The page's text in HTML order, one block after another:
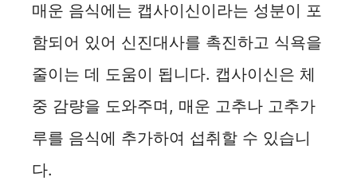
매운 음식에는 캡사이신이라는 성분이 포
함되어 있어 신진대사를 촉진하고 식욕을
줄이는 데 도움이 됩니다. 캡사이신은 체
중 감량을 도와주며, 매운 고추나 고추가
루를 음식에 추가하여 섭취할 수 있습니
다.